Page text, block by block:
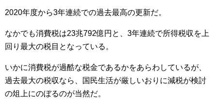
2020年度から3年連続での過去最高の更新だ。
なかでも消費税は23兆792億円と、3年連続で所得税収を上
回り最大の税目となっている。
いかに消費税が過酷な税金であるかをあらわしているが、
過去最大の税収なら、国民生活が厳しいおりに減税が検討
の俎上にのぼるのが当然だ。